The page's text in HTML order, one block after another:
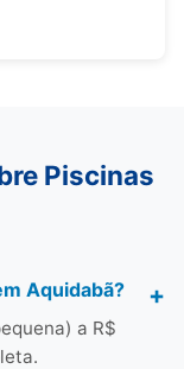
Piscinas
Aquidabã?
a R$